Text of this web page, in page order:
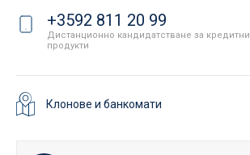
+3592 811 20 99
Дистанционно кандидатстване за кредитни
продукти
Клонове и банкомати